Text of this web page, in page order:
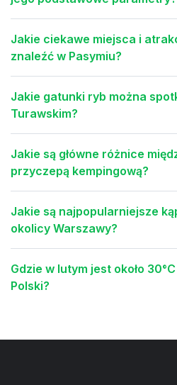
Jakie ciekawe miejsca i
znaleźć w Pasymiu?
Jakie gatunki ryb można
Turawskim?
Jakie są główne różnice
przyczepą kempingową?
Jakie są najpopularniejsze
okolicy Warszawy?
Gdzie w lutym jest około
Polski?